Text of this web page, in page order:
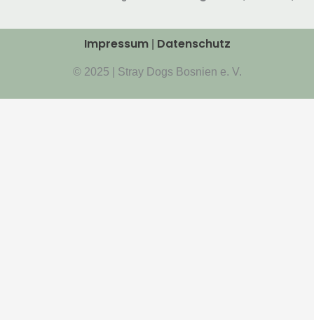
Impressum Datenschutz
© 2025 | Stray Dogs Bosnien e. V.